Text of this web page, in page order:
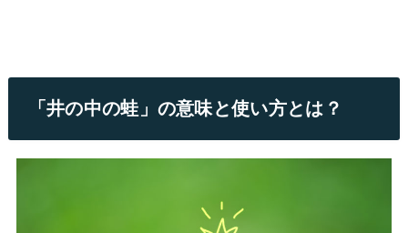
「井の中の蛙」の意味と使い方とは？